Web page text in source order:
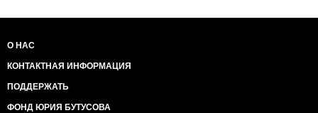
О НАС
КОНТАКТНАЯ ИНФОРМАЦИЯ
ПОДДЕРЖАТЬ
ФОНД ЮРИЯ БУТУСОВА